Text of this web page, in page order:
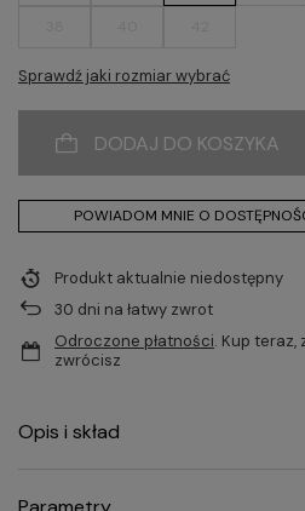
Sprawdź jaki rozmiar wybrać
DODAJ DO KOSZYKA
POWIADOM MNIE O
Produkt aktualnie niedostępny
30 dni na łatwy zwrot
Odroczone płatności. Kup teraz,
zwrócisz
Opis i skład